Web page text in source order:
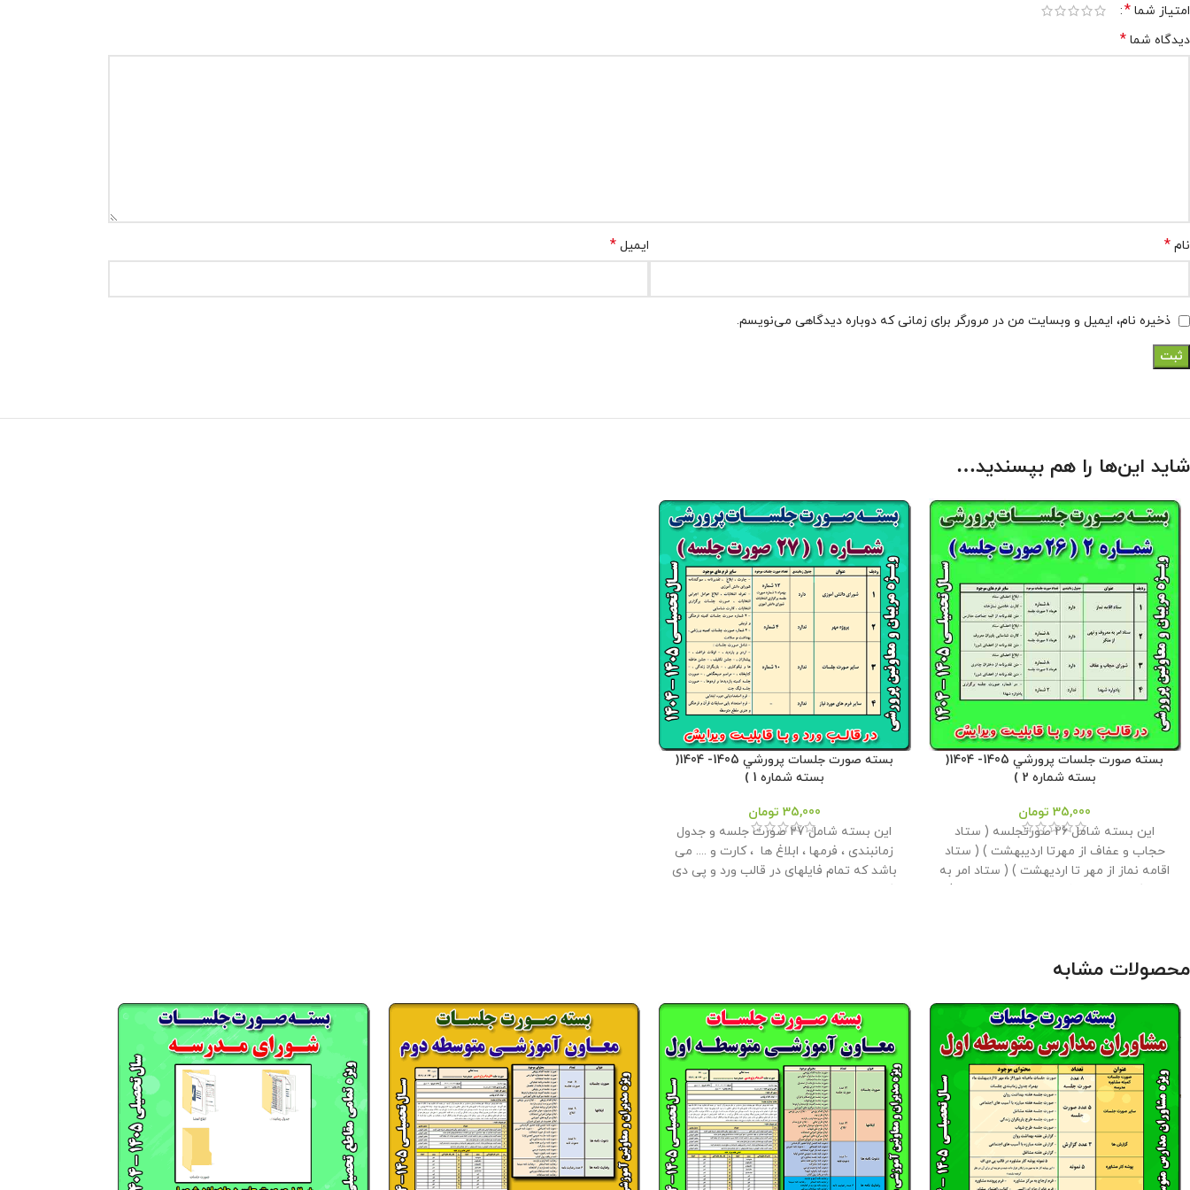
امتیاز شما *
دیدگاه شما *
نام * ایمیل *
ذخیره نام، ایمیل و وبسایت من در مرورگر برای زمانی که دوباره دیدگاهی می‌نویسم.
شاید این‌ها را هم بپسندید…
بسته صورت جلسات پرورشي 1405- 1404(
بسته شماره 2 )
35,000 تومان
این بسته شامل 26 صورتجلسه ( ستاد
حجاب و عفاف از مهرتا اردیبهشت ) ( ستاد
اقامه نماز از مهر تا اردیهشت ) ( ستاد امر به
معروف و نهی از منکر از مهر تا اردیبهشت ) و
ویرایش کرد . این بسته توسط مدیریت
حجم فایل : 9.6 مگابایت
کلیه حقوق این
برنامه متعلق به فروشگاه معاون پرورشی
می باشد و فروش و انتشار این برنامه توسط
دیگران مورد رضایت ما نیست و شرعا حرام
می باشد .صورت جلسات موجود در بسته : -
8 صورت جلسه ستاد اقامه نماز از مهر تا
اردیبهشت - 8 صورت جلسه ستاد حجاب و
عفاف از مهر تا اردیبهشت - 8 صورت جلسه
ستاد امر به معروف و نهی از منکر از مهر تا
اردیبهشت - 2صورت جلسه ستاد یادواره
بسته صورت جلسات پرورشي 1405- 1404(
بسته شماره 1 )
35,000 تومان
این بسته شامل 27 صورت جلسه و جدول
زمانبندی ، فرمها ، ابلاغ ها ، کارت و .... می
باشد که تمام فایلهای در قالب ورد و پی دی
این برنامه توسط دیگران مورد رضایت ما
نیست و شرعا حرام می باشد .صورت جلسات
موجود در بسته : - 12 صورت جلسه و فرم
های مورد نیاز شورای دانش آموزی - 2 صورت
جلسه یادواره شهدا - 13 صورت جلسه اوقات
فراغت ، پیشتازان ، کتابخانه و ....
محصولات مشابه